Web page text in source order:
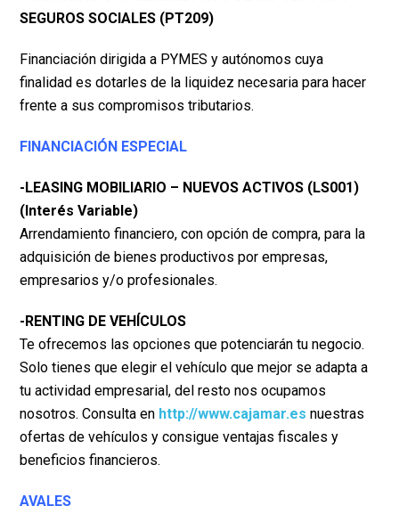
SEGUROS SOCIALES (PT209)
Financiación dirigida a PYMES y autónomos cuya
finalidad es dotarles de la liquidez necesaria para hacer
frente a sus compromisos tributarios.
FINANCIACIÓN ESPECIAL
-LEASING MOBILIARIO – NUEVOS ACTIVOS (LS001)
(Interés Variable)
Arrendamiento financiero, con opción de compra, para la
adquisición de bienes productivos porempresas,
empresarios y/o profesionales.
-RENTING DE VEHÍCULOS
Te ofrecemos las opciones que potenciarán tu negocio.
Solo tienes que elegir el vehículo que mejor se adapta a
tu actividad empresarial, del resto nos ocupamos
nosotros.Consulta en http://www.cajamar.esnuestras
ofertas de vehículos y consigue ventajas fiscales y
beneficiosfinancieros.
AVALES